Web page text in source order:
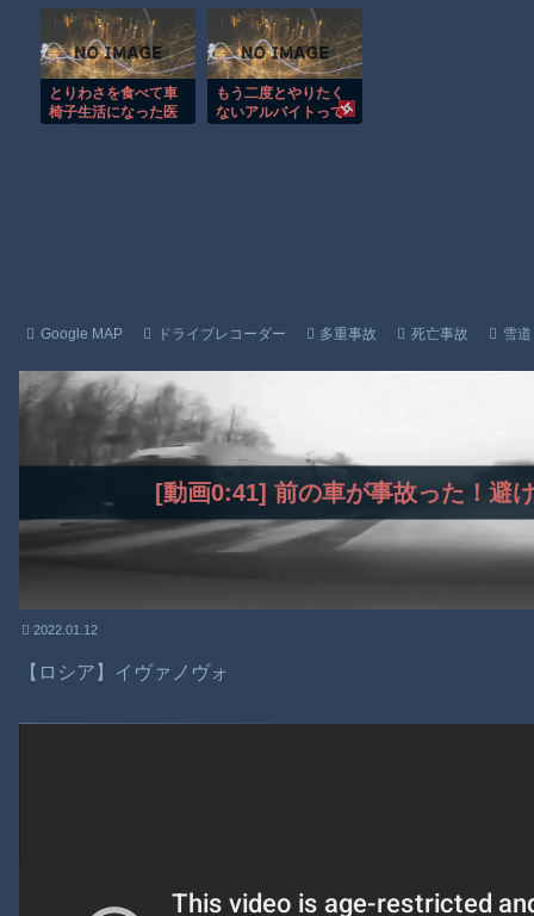
【群馬】デカいNinja乗りさん、後方確認しない軽四に当てられて
【動画】ビッグフットの正体が判明
【動画】DJI Neo2で釣りの自撮りをしようとした男の悲劇（ノ∇`
追突され…何が目的
か本当に理解できな
い」東名高速で続い
た約1.7キロの追突
とりわさを食べて車
椅子生活になった医
もう二度とやりたく
ないアルバイトって
Google MAP ドライブレコーダー 多重事故 死亡事故 雪道
[動画0:41] 前の車が事故った！避
2022.01.12
【ロシア】イヴァノヴォ